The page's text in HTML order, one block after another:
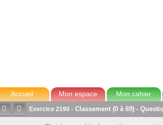
Accueil Mon espace Mon cahier
  Exercice 2190 - Classement (0 à 69) -